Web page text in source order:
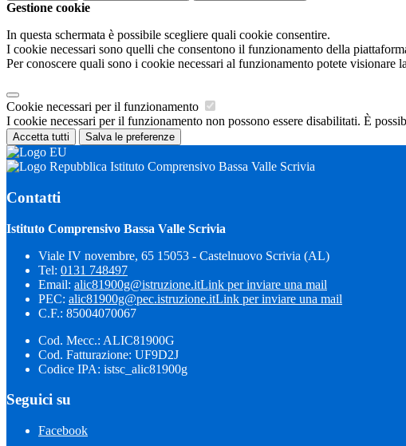
Gestione cookie
In questa schermata è possibile scegliere quali cookie consentire.
I cookie necessari sono quelli che consentono il funzionamento della
Per conoscere quali sono i cookie necessari al funzionamento potete visionare la
Cookie necessari per il funzionamento
I cookie necessari per il funzionamento non possono essere disabilitati. È
Accetta tutti Salva le preferenze
Istituto Comprensivo Bassa Valle Scrivia
Contatti
Istituto Comprensivo Bassa Valle Scrivia
Viale IV novembre, 65 15053 - Castelnuovo Scrivia (AL)
Tel: 0131 748497
Email: alic81900g@istruzione.itLink per inviare una mail
PEC: alic81900g@pec.istruzione.itLink per inviare una mail
C.F.: 85004070067
Cod. Mecc.: ALIC81900G
Cod. Fatturazione: UF9D2J
Codice IPA: istsc_alic81900g
Seguici su
Facebook